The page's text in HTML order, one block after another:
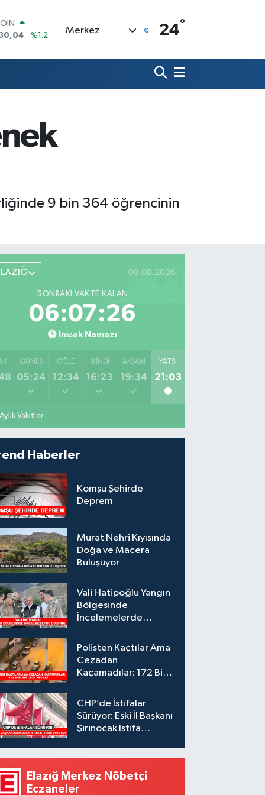
%0.18
%0.32
%-19
Merkez 24°
9 bin 364 öğrencinin
08.08.2026
SONRAKI VAKTE KALAN
06:07:24
İmsak Namazı
GÜNEŞ
05:24
ÖĞLE
12:34
İKINDI
16:23
AKŞAM
19:34
YATSI
21:03
Aylık Vakitler
Haberler
Komşu Şehirde
Deprem
Murat Nehri Kıyısında
Doğa ve Macera
Buluşuyor
Vali Hatipoğlu Yangın
Bölgesinde
İncelemelerde
Polisten Kaçtılar Ama
Cezadan
Kaçamadılar: 172 Bin
CHP’de İstifalar
Sürüyor: Eski İl Başkanı
Şirinocak İstifa
Elazığ Merkez Nöbetçi
Eczaneler